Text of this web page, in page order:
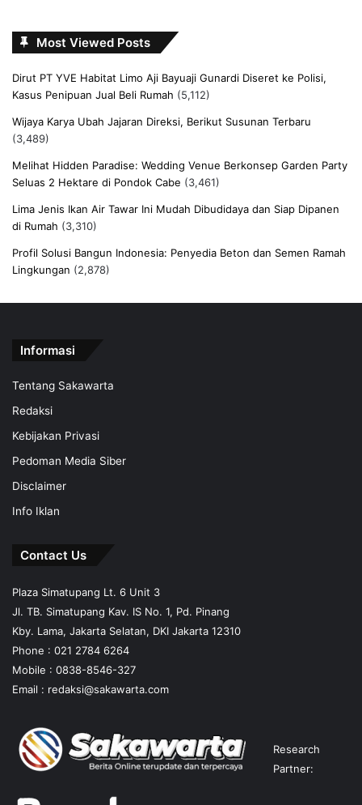
Most Viewed Posts
Dirut PT YVE Habitat Limo Aji Bayuaji Gunardi Diseret ke Polisi,
Kasus Penipuan Jual Beli Rumah (5,112)
Wijaya Karya Ubah Jajaran Direksi, Berikut Susunan Terbaru
(3,489)
Melihat Hidden Paradise: Wedding Venue Berkonsep Garden Party
Seluas 2 Hektare di Pondok Cabe (3,461)
Lima Jenis Ikan Air Tawar Ini Mudah Dibudidaya dan Siap Dipanen
di Rumah (3,310)
Profil Solusi Bangun Indonesia: Penyedia Beton dan Semen Ramah
Lingkungan (2,878)
Informasi
Tentang Sakawarta
Redaksi
Kebijakan Privasi
Pedoman Media Siber
Disclaimer
Info Iklan
Contact Us
Plaza Simatupang Lt. 6 Unit 3
Jl. TB. Simatupang Kav. IS No. 1, Pd. Pinang
Kby. Lama, Jakarta Selatan, DKI Jakarta 12310
Phone : 021 2784 6264
Mobile : 0838-8546-327
Email : redaksi@sakawarta.com
Research
Partner: